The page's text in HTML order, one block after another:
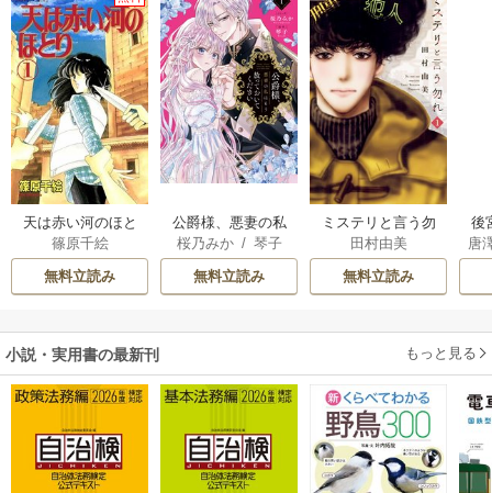
天は赤い河のほと
り
篠原千絵
無料立読み
公爵様、悪妻の私
はもう放っておい
てください
桜乃みか/ 琴子
無料立読み
ミステリと言う勿
れ
田村由美
無料立読み
後
は
唐
小説・実用書の最新刊 もっと見る